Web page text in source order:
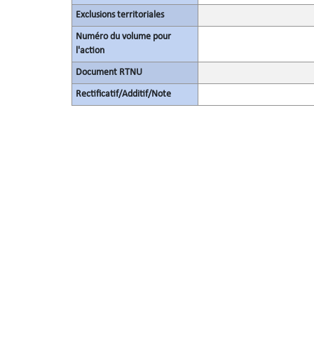
Exclusions territoriales
Numéro du volume pour
l'action
Document RTNU
Rectificatif/Additif/Note